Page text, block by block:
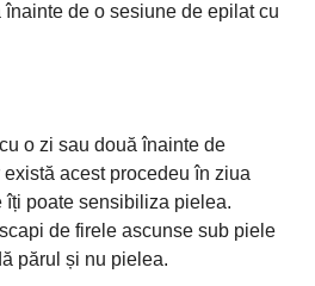
de o sesiune de epilat cu
o zi sau două înainte de
acest procedeu în ziua
îți poate sensibiliza pielea.
de firele ascunse sub piele
părul și nu pielea.